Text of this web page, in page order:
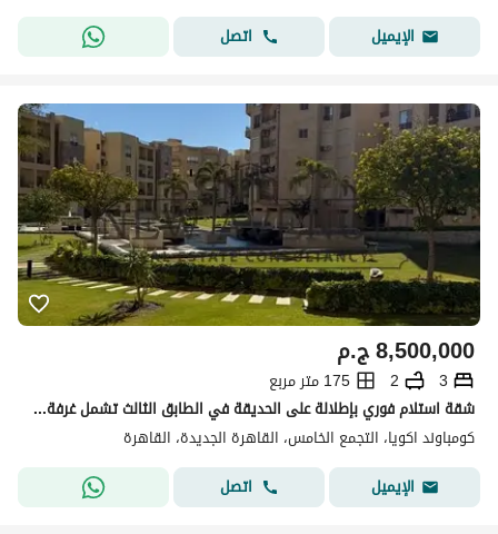
الإيميل
اتصل
ج.م8,500,000
3
2
175 متر مربع
شقة استلام فوري بإطلالة على الحديقة في الطابق الثالث تشمل غرفة ماستر للبيع في أكويا القاهرة الجديدة من تطوير فالدا للتطوير العقاري
كومباوند اكويا، التجمع الخامس، القاهرة الجديدة، القاهرة
الإيميل
اتصل